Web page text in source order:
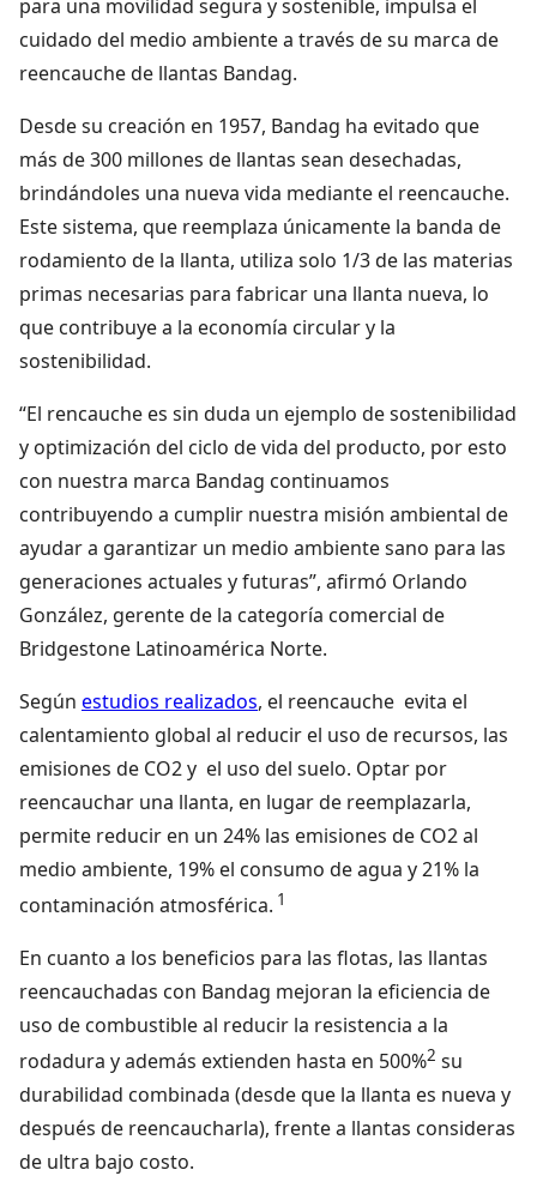
para una movilidad segura y sostenible, impulsa el
cuidado del medio ambiente a través de su marca de
reencauche de llantas Bandag.
Desde su creación en 1957, Bandag ha evitado que
más de 300 millones de llantas sean desechadas,
brindándoles una nueva vida mediante el reencauche.
Este sistema, que reemplaza únicamente la banda de
rodamiento de la llanta, utiliza solo 1/3 de las materias
primas necesarias para fabricar una llanta nueva, lo
que contribuye a la economía circular y la
sostenibilidad.
“El rencauche es sin duda un ejemplo de sostenibilidad
y optimización del ciclo de vida del producto, por esto
con nuestra marca Bandag continuamos
contribuyendo a cumplir nuestra misión ambiental de
ayudar a garantizar un medio ambiente sano para las
generaciones actuales y futuras”, afirmó Orlando
González, gerente de la categoría comercial de
Bridgestone Latinoamérica Norte.
Según estudios realizados, el reencauche evita el
calentamiento global al reducir el uso de recursos, las
emisiones de CO2 y el uso del suelo. Optar por
reencauchar una llanta, en lugar de reemplazarla,
permite reducir en un 24% las emisiones de CO2 al
medio ambiente, 19% el consumo de agua y 21% la
contaminación atmosférica. 1
En cuanto a los beneficios para las flotas, las llantas
reencauchadas con Bandag mejoran la eficiencia de
uso de combustible al reducir la resistencia a la
rodadura y además extienden hasta en 500%2 su
durabilidad combinada (desde que la llanta es nueva y
después de reencaucharla), frente a llantas consideras
de ultra bajo costo.